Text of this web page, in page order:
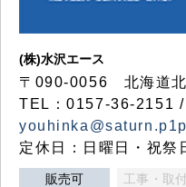
(株)水沢エース
〒090-0056 北海道
TEL：0157-36-2151
定休日：日曜日・祝祭
販売可 工事・取